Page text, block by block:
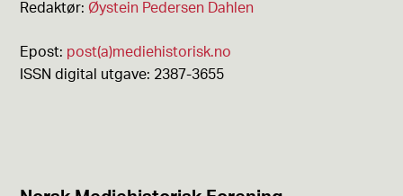
Redaktør: Øystein Pedersen Dahlen
Epost: post(a)mediehistorisk.no
ISSN digital utgave: 2387-3655